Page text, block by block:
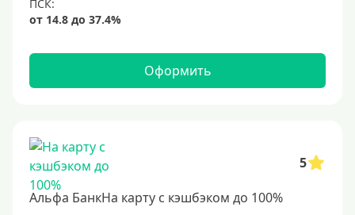
Оформить
5
Альфа БанкНа карту с кэшбэком до 100%